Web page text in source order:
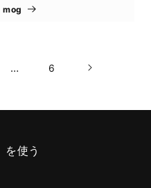
mog
… 6
使う